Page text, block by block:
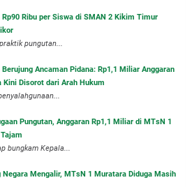
Rp90 Ribu per Siswa di SMAN 2 Kikim Timur
pungutan...
Berujung Ancaman Pidana: Rp1,1 Miliar Anggaran
Disorot dari Arah Hukum
Pungutan, Anggaran Rp1,1 Miliar di MTsN 1
bungkam Kepala...
Negara Mengalir, MTsN 1 Muratara Diduga Masih